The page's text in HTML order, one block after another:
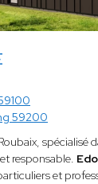
59200
spécialisé
responsable.
et